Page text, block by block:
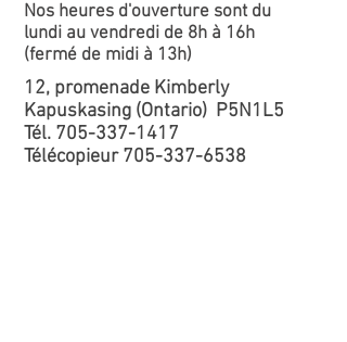
Nos heures d'ouverture sont du
lundi au vendredi de 8h à 16h
(fermé de midi à 13h)
12, promenade Kimberly
Kapuskasing (Ontario) P5N1L5
Tél. 705-337-1417
Télécopieur 705-337-6538